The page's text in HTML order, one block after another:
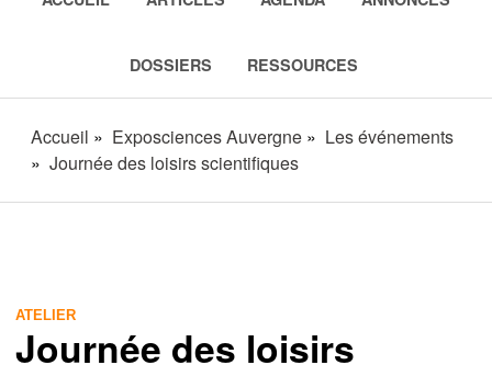
DOSSIERS RESSOURCES
Accueil Exposciences Auvergne
Les événements
Journée des loisirs scientifiques
ATELIER
Journée des loisirs